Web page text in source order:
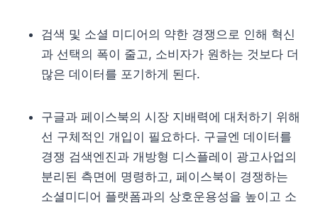
검색 및 소셜 미디어의 약한 경쟁으로 인해 혁신
과 선택의 폭이 줄고, 소비자가 원하는 것보다 더
많은 데이터를 포기하게 된다.
구글과 페이스북의 시장 지배력에 대처하기 위해
선 구체적인 개입이 필요하다. 구글엔 데이터를
경쟁 검색엔진과 개방형 디스플레이 광고사업의
분리된 측면에 명령하고, 페이스북이 경쟁하는
소셜미디어 플랫폼과의 상호운용성을 높이고 소